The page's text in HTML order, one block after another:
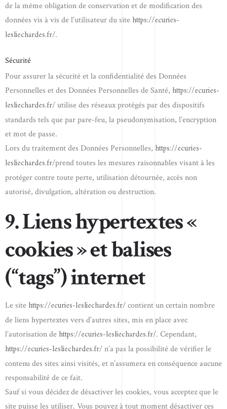
de la même obligation de conservation et de modification des
données vis à vis de l’utilisateur du site https://ecuries-
lesliechardes.fr/.
Sécurité
Pour assurer la sécurité et la confidentialité des Données
Personnelles et des Données Personnelles de Santé, https://ecuries-
lesliechardes.fr/utilise des réseaux protégés par des dispositifs
standards tels que par pare-feu, la pseudonymisation, l’encryption
et mot de passe.
Lors du traitement des Données Personnelles, https://ecuries-
lesliechardes.fr/prend toutes les mesures raisonnables visant à les
protéger contre toute perte, utilisation détournée, accès non
autorisé, divulgation, altération ou destruction.
9. Liens hypertextes «
cookies » et balises
(“tags”) internet
Le site https://ecuries-lesliechardes.fr/contient un certain nombre
de liens hypertextes vers d’autres sites, mis en place avec
l’autorisation de https://ecuries-lesliechardes.fr/. Cependant,
https://ecuries-lesliechardes.fr/n’a pas la possibilité de vérifier le
contenu des sites ainsi visités, et n’assumera en conséquence aucune
responsabilité de ce fait.
Sauf si vous décidez de désactiver les cookies, vous acceptez que le
site puisse les utiliser. Vous pouvez à tout moment désactiver ces